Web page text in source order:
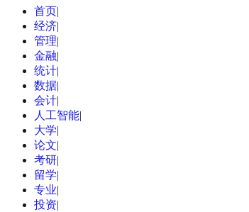
首页|
经济|
管理|
金融|
统计|
数据|
会计|
人工智能|
大学|
论文|
考研|
留学|
专业|
投资|